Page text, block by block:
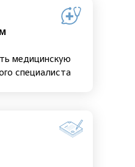
медицинскую
специалиста